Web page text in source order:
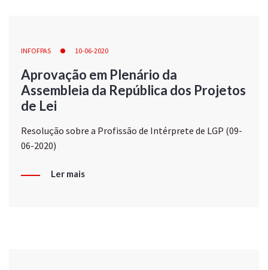
INFOFPAS 10-06-2020
Aprovação em Plenário da
Assembleia da República dos Projetos
de Lei
Resolução sobre a Profissão de Intérprete de LGP (09-
06-2020)
Ler mais